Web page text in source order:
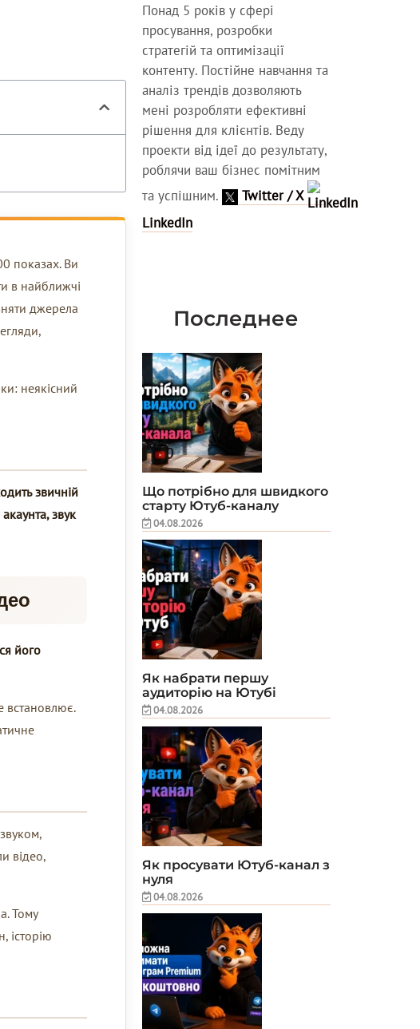
показах. Ви
в найближчі
джерела
неякісний
звичній
звук
його
встановлює.
відео,
Тому
історію
Понад 5 років у сфері
просування, розробки
стратегій та оптимізації
контенту. Постійне навчання та
аналіз трендів дозволяють
мені розробляти ефективні
рішення для клієнтів. Веду
проекти від ідеї до результату,
роблячи ваш бізнес помітним
та успішним.
Twitter / X
LinkedIn
Последнее
Що потрібно для швидкого
старту Ютуб-каналу
04.08.2026
Як набрати першу
аудиторію на Ютубі
04.08.2026
Як просувати Ютуб-канал з
нуля
04.08.2026